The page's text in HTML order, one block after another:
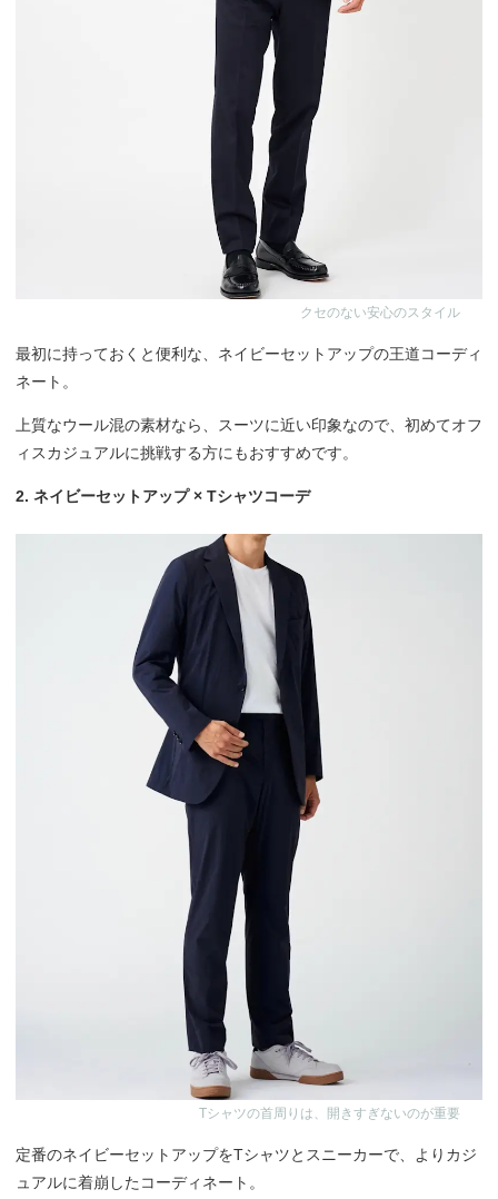
クセのない安心のスタイル
最初に持っておくと便利な、ネイビーセットアップの王道コーディ
ネート。
上質なウール混の素材なら、スーツに近い印象なので、初めてオフ
ィスカジュアルに挑戦する方にもおすすめです。
2. ネイビーセットアップ × Tシャツコーデ
Tシャツの首周りは、開きすぎないのが重要
定番のネイビーセットアップをTシャツとスニーカーで、よりカジ
ュアルに着崩したコーディネート。